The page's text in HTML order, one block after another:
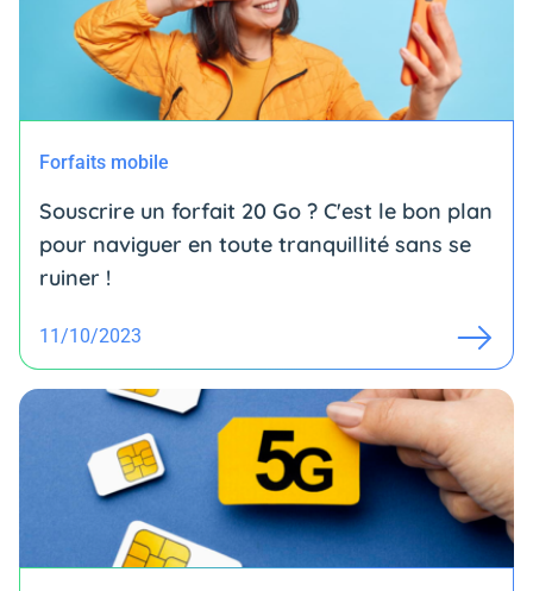
Forfaits mobile
Souscrire un forfait 20 Go ? C'est le bon plan
pour naviguer en toute tranquillité sans se
ruiner !
11/10/2023